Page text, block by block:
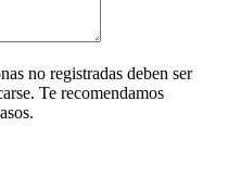
no registradas deben ser
Te recomendamos